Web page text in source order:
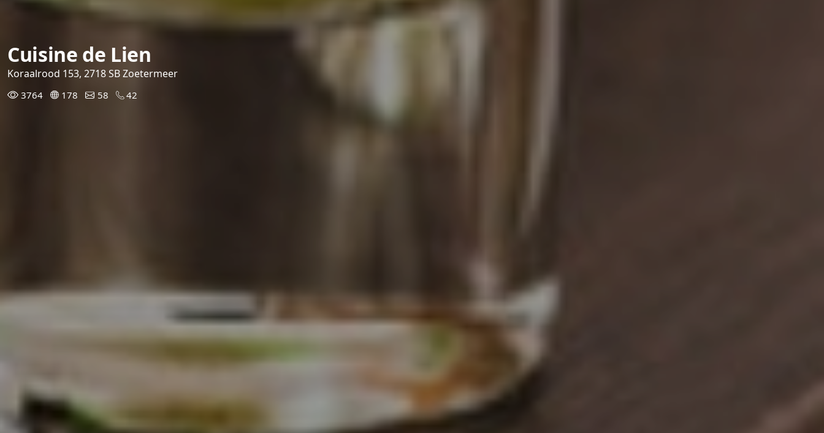
Cuisine de Lien
Koraalrood 153, 2718 SB Zoetermeer
3764 178 58 42